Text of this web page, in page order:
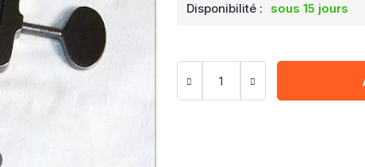
Disponibilité : sous 15 jours